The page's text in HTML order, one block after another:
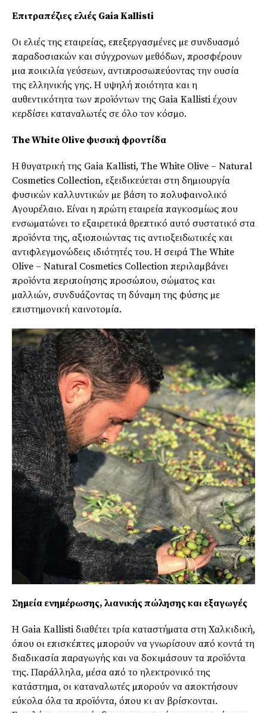
Επιτραπέζιες ελιές Gaia Kallisti
Οι ελιές της εταιρείας, επεξεργασµένες µε συνδυασµό
παραδοσιακών και σύγχρονων µεθόδων, προσφέρουν
µια ποικιλία γεύσεων, αντιπροσωπεύοντας την ουσία
της ελληνικής γης. Η υψηλή ποιότητα και η
αυθεντικότητα των προϊόντων της Gaia Kallisti έχουν
κερδίσει καταναλωτές σε όλο τον κόσµο.
The White Olive φυσική φροντίδα
Η θυγατρική της Gaia Kallisti, The White Olive – Natural
Cosmetics Collection, εξειδικεύεται στη δηµιουργία
φυσικών καλλυντικών µε βάση το πολυφαινολικό
Αγουρέλαιο. Είναι η πρώτη εταιρεία παγκοσµίως που
ενσωµατώνει το εξαιρετικά θρεπτικό αυτό συστατικό στα
προϊόντα της, αξιοποιώντας τις αντιοξειδωτικές και
αντιφλεγµονώδεις ιδιότητές του. Η σειρά The White
Olive – Natural Cosmetics Collection περιλαµβάνει
προϊόντα περιποίησης προσώπου, σώµατος και
µαλλιών, συνδυάζοντας τη δύναµη της φύσης µε
επιστηµονική καινοτοµία.
Σηµεία ενηµέρωσης, λιανικής πώλησης και εξαγωγές
Η Gaia Kallisti διαθέτει τρία καταστήµατα στη Χαλκιδική,
όπου οι επισκέπτες µπορούν να γνωρίσουν από κοντά τη
διαδικασία παραγωγής και να δοκιµάσουν τα προϊόντα
της. Παράλληλα, µέσα από το ηλεκτρονικό της
κατάστηµα, οι καταναλωτές µπορούν να αποκτήσουν
εύκολα όλα τα προϊόντα, όπου κι αν βρίσκονται.